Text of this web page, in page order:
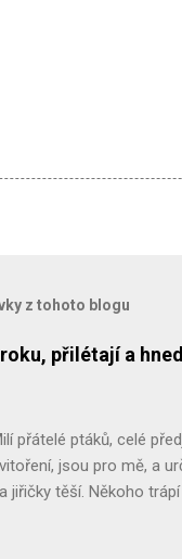
z tohoto blogu
přilétají a
přátelé ptáků, celé
jsou pro mě, a
jiřičky těší. Někoho
nedrží. Chtěla bych vás